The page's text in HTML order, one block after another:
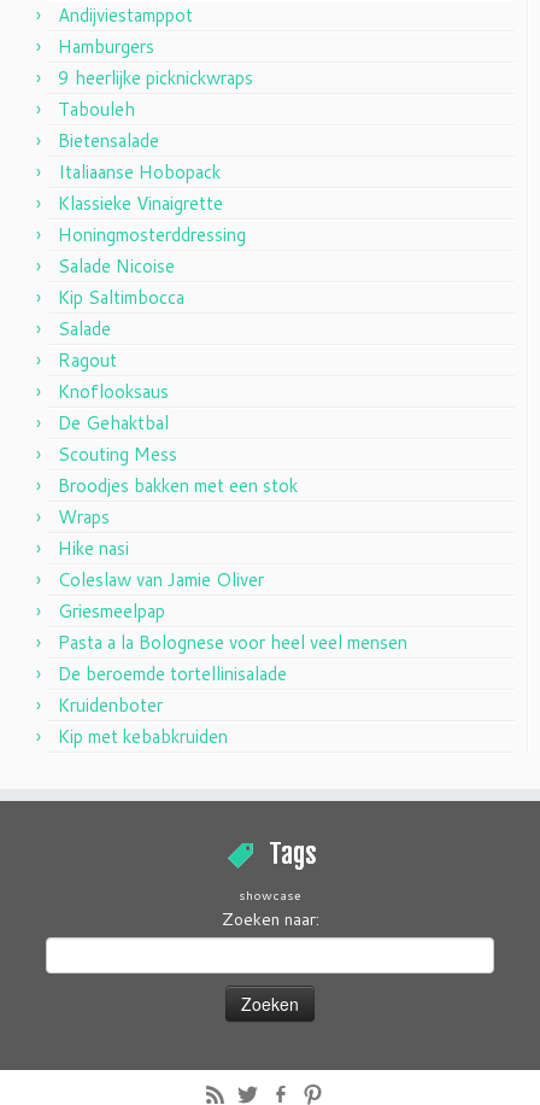
Andijviestamppot
Hamburgers
9 heerlijke picknickwraps
Tabouleh
Bietensalade
Italiaanse Hobopack
Klassieke Vinaigrette
Honingmosterddressing
Salade Nicoise
Kip Saltimbocca
Salade
Ragout
Knoflooksaus
De Gehaktbal
Scouting Mess
Broodjes bakken met een stok
Wraps
Hike nasi
Coleslaw van Jamie Oliver
Griesmeelpap
Pasta a la Bolognese voor heel veel mensen
De beroemde tortellinisalade
Kruidenboter
Kip met kebabkruiden
Tags
showcase
Zoeken naar: